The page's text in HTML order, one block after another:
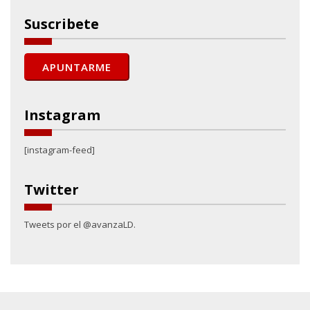
Suscribete
Instagram
[instagram-feed]
Twitter
Tweets por el @avanzaLD.